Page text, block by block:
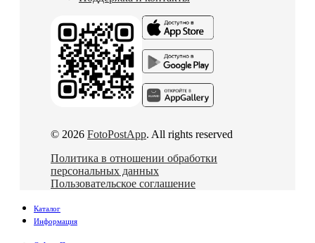
© 2026 FotoPostApp. All rights reserved
Политика в отношении обработки
персональных данных
Пользовательское соглашение
Каталог
Информация